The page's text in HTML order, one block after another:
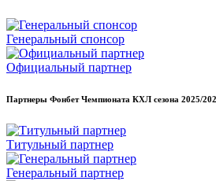
Генеральный спонсор
Официальный партнер
Партнеры Фонбет Чемпионата КХЛ сезона 2025/
Титульный партнер
Генеральный партнер